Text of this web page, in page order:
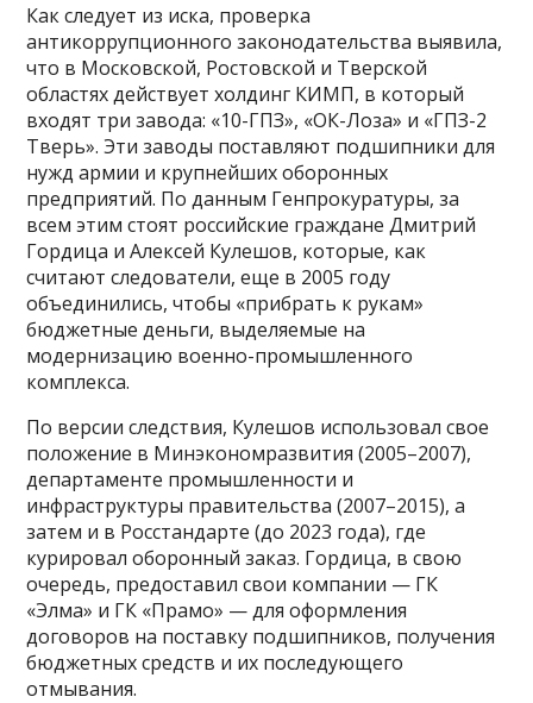
Как следует из иска, проверка
антикоррупционного законодательства выявила,
что в Московской, Ростовской и Тверской
областях действует холдинг КИМП, в который
входят три завода: «10-ГПЗ», «ОК-Лоза» и «ГПЗ-2
Тверь». Эти заводы поставляют подшипники для
нужд армии и крупнейших оборонных
предприятий. По данным Генпрокуратуры, за
всем этим стоят российские граждане Дмитрий
Гордица и Алексей Кулешов, которые, как
считают следователи, еще в 2005 году
объединились, чтобы «прибрать к рукам»
бюджетные деньги, выделяемые на
модернизацию военно-промышленного
комплекса.
По версии следствия, Кулешов использовал свое
положение в Минэкономразвития (2005–2007),
департаменте промышленности и
инфраструктуры правительства (2007–2015), а
затем и в Росстандарте (до 2023 года), где
курировал оборонный заказ. Гордица, в свою
очередь, предоставил свои компании — ГК
«Элма» и ГК «Прамо» — для оформления
договоров на поставку подшипников, получения
бюджетных средств и их последующего
отмывания.